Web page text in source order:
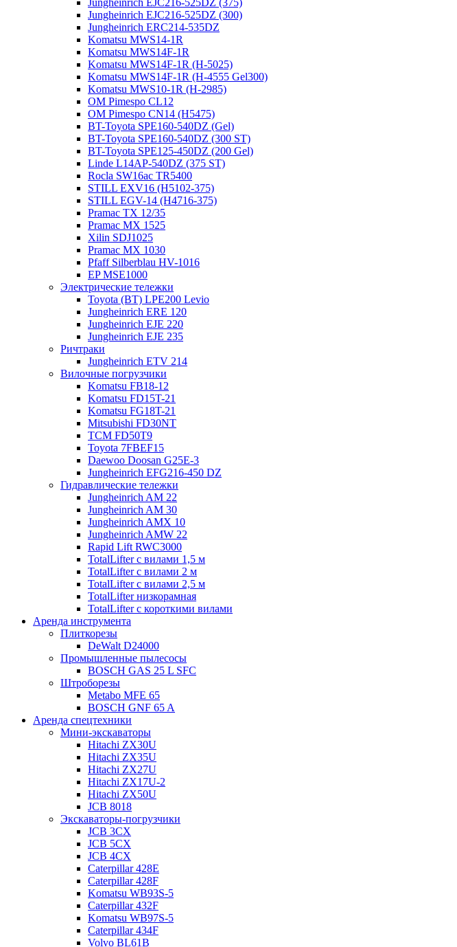
Jungheinrich EJC216-525DZ (300)
Jungheinrich ERC214-535DZ
Komatsu MWS14-1R
Komatsu MWS14F-1R
Komatsu MWS14F-1R (H-5025)
Komatsu MWS14F-1R (H-4555 Gel300)
Komatsu MWS10-1R (Н-2985)
OM Pimespo CL12
OM Pimespo CN14 (Н5475)
BT-Toyota SPE160-540DZ (Gel)
BT-Toyota SPE160-540DZ (300 ST)
BT-Toyota SPE125-450DZ (200 Gel)
Linde L14AP-540DZ (375 ST)
Rocla SW16ac TR5400
STILL EXV16 (H5102-375)
STILL EGV-14 (H4716-375)
Pramac TX 12/35
Pramac MX 1525
Xilin SDJ1025
Pramac MX 1030
Pfaff Silberblau HV-1016
EP MSE1000
Электрические тележки
Toyota (BT) LPE200 Levio
Jungheinrich ERE 120
Jungheinrich EJE 220
Jungheinrich EJE 235
Ричтраки
Jungheinrich ETV 214
Вилочные погрузчики
Komatsu FB18-12
Komatsu FD15T-21
Komatsu FG18T-21
Mitsubishi FD30NT
TCM FD50T9
Toyota 7FBEF15
Daewoo Doosan G25E-3
Jungheinrich EFG216-450 DZ
Гидравлические тележки
Jungheinrich AM 22
Jungheinrich AM 30
Jungheinrich AMX 10
Jungheinrich AMW 22
Rapid Lift RWC3000
TotalLifter с вилами 1,5 м
TotalLifter с вилами 2 м
TotalLifter с вилами 2,5 м
TotalLifter низкорамная
TotalLifter с короткими вилами
Аренда инструмента
Плиткорезы
DeWalt D24000
Промышленные пылесосы
BOSCH GAS 25 L SFC
Штроборезы
Metabo MFE 65
BOSCH GNF 65 A
Аренда спецтехники
Мини-экскаваторы
Hitachi ZX30U
Hitachi ZX35U
Hitachi ZX27U
Hitachi ZX17U-2
Hitachi ZX50U
JCB 8018
Экскаваторы-погрузчики
JCB 3CX
JCB 5CX
JCB 4CX
Caterpillar 428E
Caterpillar 428F
Komatsu WB93S-5
Caterpillar 432F
Komatsu WB97S-5
Caterpillar 434F
Volvo BL61B